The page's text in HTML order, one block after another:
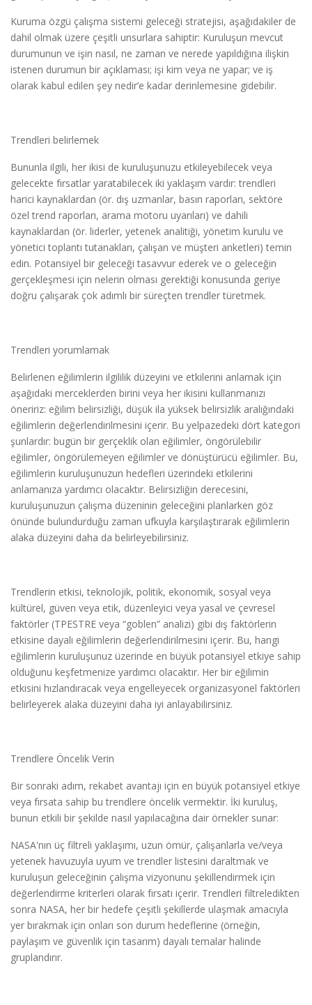
Kuruma özgü çalışma sistemi geleceği stratejisi, aşağıdakiler de
dahil olmak üzere çeşitli unsurlara sahiptir: Kuruluşun mevcut
durumunun ve işin nasıl, ne zaman ve nerede yapıldığına ilişkin
istenen durumun bir açıklaması; işi kim veya ne yapar; ve iş
olarak kabul edilen şey nedir’e kadar derinlemesine gidebilir.
Trendleri belirlemek
Bununla ilgili, her ikisi de kuruluşunuzu etkileyebilecek veya
gelecekte fırsatlar yaratabilecek iki yaklaşım vardır: trendleri
harici kaynaklardan (ör. dış uzmanlar, basın raporları, sektöre
özel trend raporları, arama motoru uyarıları) ve dahili
kaynaklardan (ör. liderler, yetenek analitiği, yönetim kurulu ve
yönetici toplantı tutanakları, çalışan ve müşteri anketleri) temin
edin. Potansiyel bir geleceği tasavvur ederek ve o geleceğin
gerçekleşmesi için nelerin olması gerektiği konusunda geriye
doğru çalışarak çok adımlı bir süreçten trendler türetmek.
Trendleri yorumlamak
Belirlenen eğilimlerin ilgililik düzeyini ve etkilerini anlamak için
aşağıdaki merceklerden birini veya her ikisini kullanmanızı
öneririz: eğilim belirsizliği, düşük ila yüksek belirsizlik aralığındaki
eğilimlerin değerlendirilmesini içerir. Bu yelpazedeki dört kategori
şunlardır: bugün bir gerçeklik olan eğilimler, öngörülebilir
eğilimler, öngörülemeyen eğilimler ve dönüştürücü eğilimler. Bu,
eğilimlerin kuruluşunuzun hedefleri üzerindeki etkilerini
anlamanıza yardımcı olacaktır. Belirsizliğin derecesini,
kuruluşunuzun çalışma düzeninin geleceğini planlarken göz
önünde bulundurduğu zaman ufkuyla karşılaştırarak eğilimlerin
alaka düzeyini daha da belirleyebilirsiniz.
Trendlerin etkisi, teknolojik, politik, ekonomik, sosyal veya
kültürel, güven veya etik, düzenleyici veya yasal ve çevresel
faktörler (TPESTRE veya “goblen” analizi) gibi dış faktörlerin
etkisine dayalı eğilimlerin değerlendirilmesini içerir. Bu, hangi
eğilimlerin kuruluşunuz üzerinde en büyük potansiyel etkiye sahip
olduğunu keşfetmenize yardımcı olacaktır. Her bir eğilimin
etkisini hızlandıracak veya engelleyecek organizasyonel faktörleri
belirleyerek alaka düzeyini daha iyi anlayabilirsiniz.
Trendlere Öncelik Verin
Bir sonraki adım, rekabet avantajı için en büyük potansiyel etkiye
veya fırsata sahip bu trendlere öncelik vermektir. İki kuruluş,
bunun etkili bir şekilde nasıl yapılacağına dair örnekler sunar:
NASA'nın üç filtreli yaklaşımı, uzun ömür, çalışanlarla ve/veya
yetenek havuzuyla uyum ve trendler listesini daraltmak ve
kuruluşun geleceğinin çalışma vizyonunu şekillendirmek için
değerlendirme kriterleri olarak fırsatı içerir. Trendleri filtreledikten
sonra NASA, her bir hedefe çeşitli şekillerde ulaşmak amacıyla
yer bırakmak için onları son durum hedeflerine (örneğin,
paylaşım ve güvenlik için tasarım) dayalı temalar halinde
gruplandırır.